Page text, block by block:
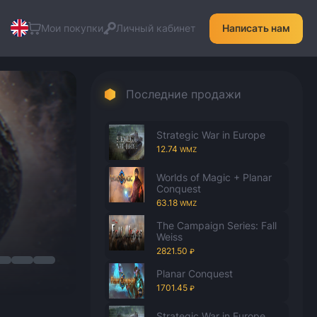
Мои покупки Личный кабинет Написать нам
Последние продажи
Strategic War in Europe
12.74 WMZ
Worlds of Magic + Planar
Conquest
63.18 WMZ
The Campaign Series: Fall
Weiss
2821.50 ₽
Planar Conquest
1701.45 ₽